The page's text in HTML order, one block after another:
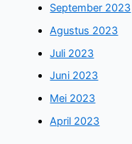
September 2023
Agustus 2023
Juli 2023
Juni 2023
Mei 2023
April 2023